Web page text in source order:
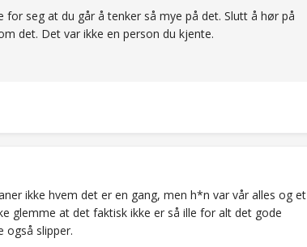
seg at du går å tenker så mye på det. Slutt å hør på
det. Det var ikke en person du kjente.
ikke hvem det er en gang, men h*n var vår alles og et
glemme at det faktisk ikke er så ille for alt det gode
også slipper.